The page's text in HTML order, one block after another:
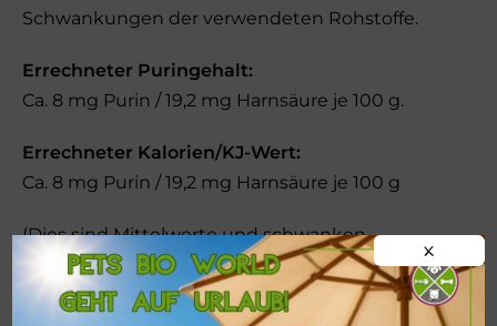
Schwankungen der verwendeten Rohstoffe.
Errechneter Puringehalt:
Ca. 8 mg Purin / 19,2 mg Harnsäure je 100 g.
Errechneter Kalorien/KJ-Wert:
Ca. 8 mg Purin / 19,2 mg Harnsäure je 100 g
(Dies sind Mittelwerte und schwanken
entsprechend analog den verwendeten
Rohstoffen)
X